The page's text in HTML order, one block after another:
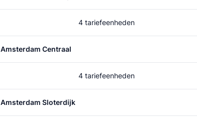
4 tariefeenheden
Amsterdam Centraal
4 tariefeenheden
Amsterdam Sloterdijk